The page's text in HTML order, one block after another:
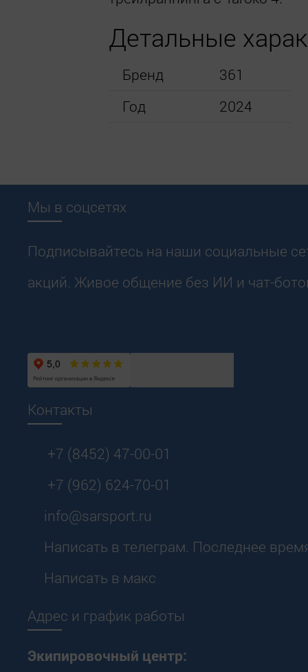
Детальные
Бренд
361
Год
2024
Мы в соцсетях
Подписывайтесь на наши социальные
акций. Живое общение без ИИ и чат-
Контакты
+7 (8452) 47-00-01
+7 (962) 624-70-01
info@sarsport.ru
Написать в телеграм. Последнее
Написать в макс
Адрес и график работы
Экипировочный центр: